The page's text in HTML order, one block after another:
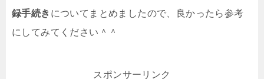
録手続き についてまとめましたので、良かったら参考
にしてみてください＾＾
スポンサーリンク